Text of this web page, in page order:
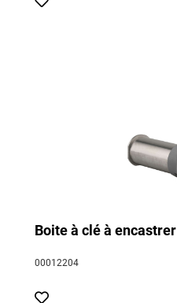
Boite à clé à encastrer
00012204